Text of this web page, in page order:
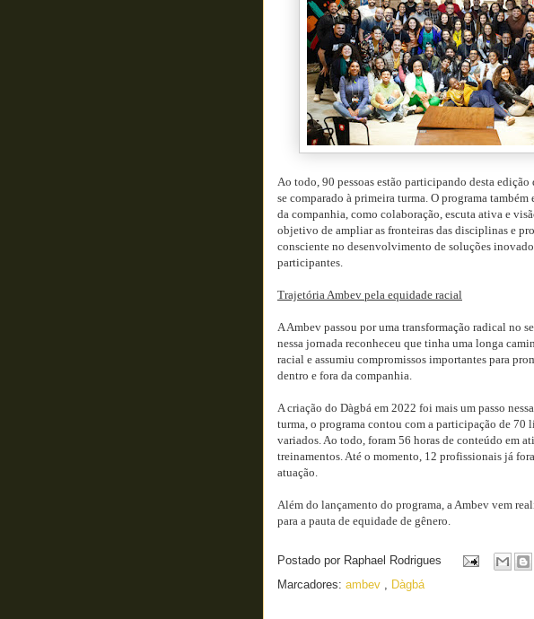
Ao todo, 90 pessoas estão participando desta
se comparado à primeira turma. O programa
da companhia, como colaboração, escuta ativa e
objetivo de ampliar as fronteiras das disciplinas e
consciente no desenvolvimento de soluções
participantes.
Trajetória Ambev pela equidade racial
A Ambev passou por uma transformação radical no
nessa jornada reconheceu que tinha uma longa
racial e assumiu compromissos importantes para
dentro e fora da companhia.
A criação do Dàgbá em 2022 foi mais um passo
turma, o programa contou com a participação de 70
variados. Ao todo, foram 56 horas de conteúdo em
treinamentos. Até o momento, 12 profissionais já
atuação.
Além do lançamento do programa, a Ambev vem
para a pauta de equidade de gênero.
Postado por Raphael Rodrigues
Marcadores: ambev , Dàgbá